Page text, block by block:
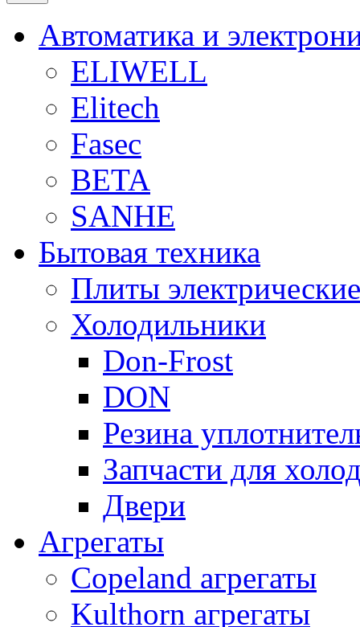
Автоматика и
ELIWELL
Elitech
Fasec
BETA
SANHE
Бытовая техника
Плиты электрические
Холодильники
Don-Frost
DON
Резина
Запчасти для
Двери
Агрегаты
Copeland агрегаты
Kulthorn агрегаты